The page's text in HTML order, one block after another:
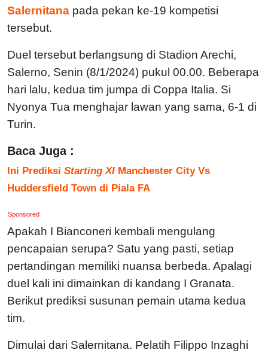
Salernitana pada pekan ke-19 kompetisi
tersebut.
Duel tersebut berlangsung di Stadion Arechi,
Salerno, Senin (8/1/2024) pukul 00.00. Beberapa
hari lalu, kedua tim jumpa di Coppa Italia. Si
Nyonya Tua menghajar lawan yang sama, 6-1 di
Turin.
Baca Juga :
Ini Prediksi Starting XI Manchester City Vs
Huddersfield Town di Piala FA
Sponsored
Apakah I Bianconeri kembali mengulang
pencapaian serupa? Satu yang pasti, setiap
pertandingan memiliki nuansa berbeda. Apalagi
duel kali ini dimainkan di kandang I Granata.
Berikut prediksi susunan pemain utama kedua
tim.
Dimulai dari Salernitana. Pelatih Filippo Inzaghi